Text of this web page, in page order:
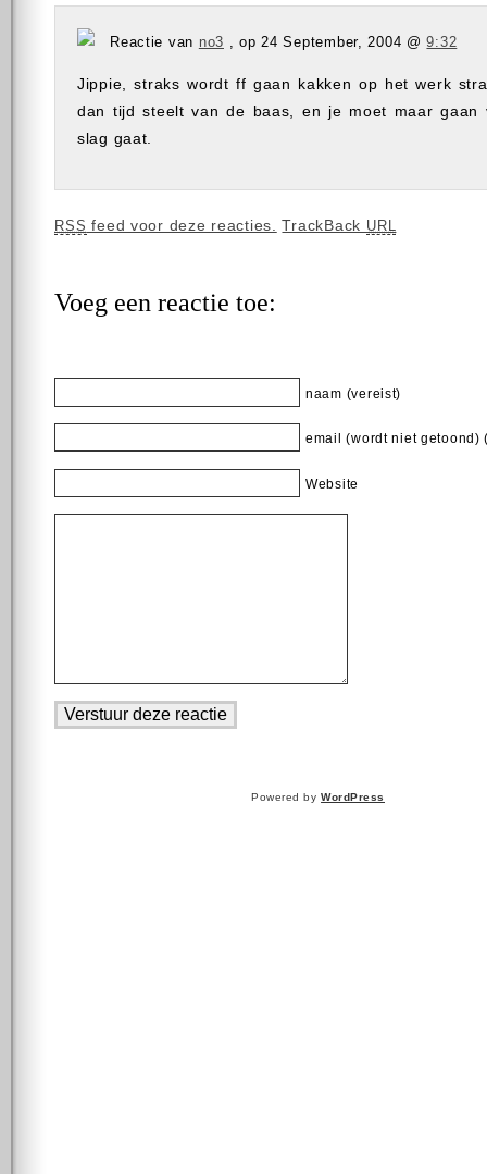
Reactie van no3 , op 24 September, 2004 @9:32
Jippie, straks wordt ff gaan kakken op het werk
dan tijd steelt van de baas, en je moet maar gaan
slag gaat.
RSS feed voor deze reacties. TrackBack URL
Voeg een reactie toe:
naam (vereist)
email (wordt niet getoond)
Website
Powered byWordPress